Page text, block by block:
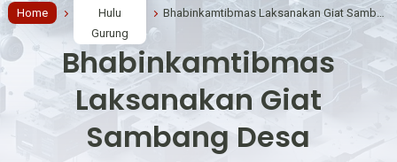
Home
Hulu
Gurung
Bhabinkamtibmas Laksanakan Giat Sambang Desa Sampakan pesan Kamtibmas
Bhabinkamtibmas
Laksanakan Giat
Sambang Desa